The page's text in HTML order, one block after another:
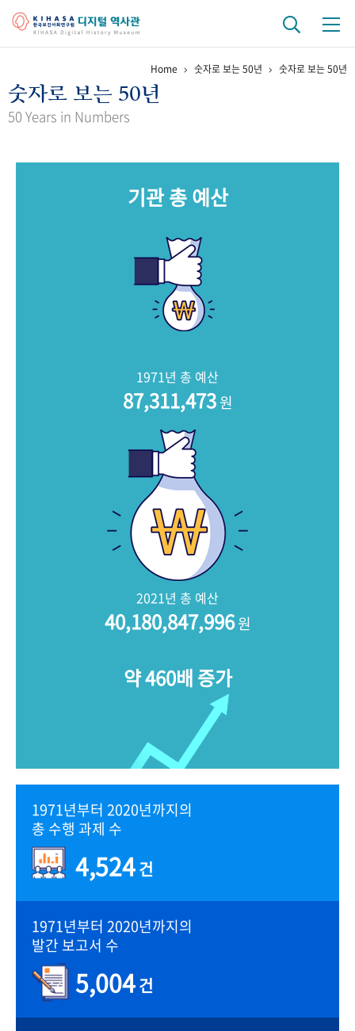
걸어온 길 기관 변천사 역대 기관장
키워드로 보는 연구 역사
문서 기록물 행정박물
Home 숫자로 보는 50년 숫자로 보는 50년
숫자로 보는 50년
50 Years in Numbers
기관 총 예산
1971년 총 예산
87,311,473원
2021년 총 예산
40,180,847,996원
약 460배 증가
1971년부터 2020년까지의
총 수행 과제 수
4,524건
1971년부터 2020년까지의
발간 보고서 수
5,004건